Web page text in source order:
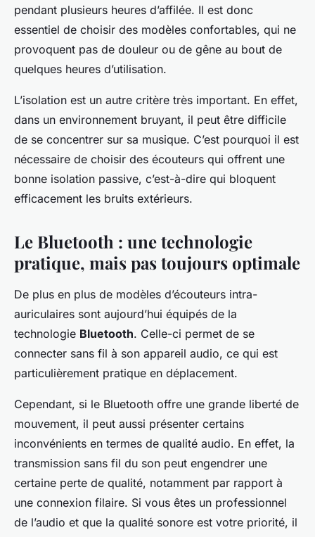
pendant plusieurs heures d’affilée. Il est donc
essentiel de choisir des modèles confortables, qui ne
provoquent pas de douleur ou de gêne au bout de
quelques heures d’utilisation.
L’isolation est un autre critère très important. En effet,
dans un environnement bruyant, il peut être difficile
de se concentrer sur sa musique. C’est pourquoi il est
nécessaire de choisir des écouteurs qui offrent une
bonne isolation passive, c’est-à-dire qui bloquent
efficacement les bruits extérieurs.
Le Bluetooth : une technologie
pratique, mais pas toujours optimale
De plus en plus de modèles d’écouteurs intra-
auriculaires sont aujourd’hui équipés de la
technologie Bluetooth. Celle-ci permet de se
connecter sans fil à son appareil audio, ce qui est
particulièrement pratique en déplacement.
Cependant, si le Bluetooth offre une grande liberté de
mouvement, il peut aussi présenter certains
inconvénients en termes de qualité audio. En effet, la
transmission sans fil du son peut engendrer une
certaine perte de qualité, notamment par rapport à
une connexion filaire. Si vous êtes un professionnel
de l’audio et que la qualité sonore est votre priorité, il